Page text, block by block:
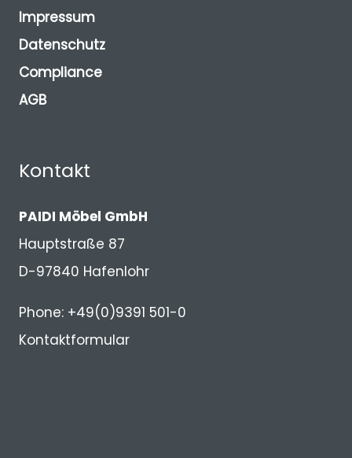
Impressum
Datenschutz
Compliance
AGB
Kontakt
PAIDI Möbel GmbH
Hauptstraße 87
D-97840 Hafenlohr
Phone: +49(0)9391 501-0
Kontaktformular